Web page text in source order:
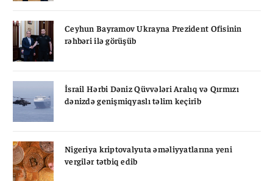
Ceyhun Bayramov Ukrayna Prezident Ofisinin
rəhbəri ilə görüşüb
İsrail Hərbi Dəniz Qüvvələri Aralıq və Qırmızı
dənizdə genişmiqyaslı təlim keçirib
Nigeriya kriptovalyuta əməliyyatlarına yeni
vergilər tətbiq edib